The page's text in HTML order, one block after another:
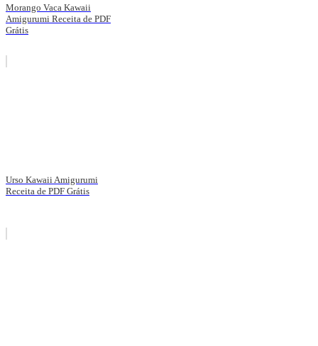
Morango Vaca Kawaii
Amigurumi Receita de PDF
Grátis
Urso Kawaii Amigurumi
Receita de PDF Grátis